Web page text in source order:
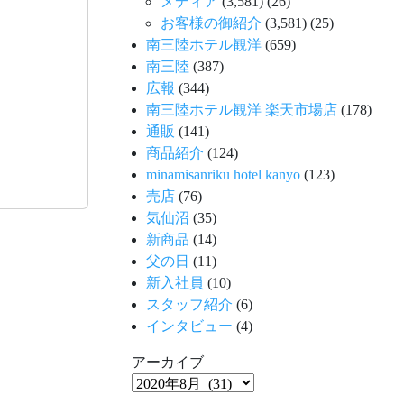
お客様の御紹介 (3,581) (25)
南三陸ホテル観洋 (659)
南三陸 (387)
広報 (344)
南三陸ホテル観洋 楽天市場店 (178)
通販 (141)
商品紹介 (124)
minamisanriku hotel kanyo (123)
売店 (76)
気仙沼 (35)
新商品 (14)
父の日 (11)
新入社員 (10)
スタッフ紹介 (6)
インタビュー (4)
アーカイブ